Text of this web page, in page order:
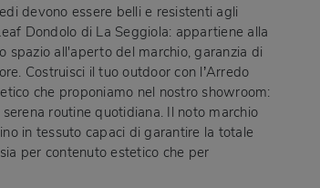
devono essere belli e resistenti agli
Dondolo di La Seggiola: appartiene alla
spazio all'aperto del marchio, garanzia di
Costruisci il tuo outdoor con l’Arredo
che proponiamo nel nostro showroom:
routine quotidiana. Il noto marchio
in tessuto capaci di garantire la totale
per contenuto estetico che per